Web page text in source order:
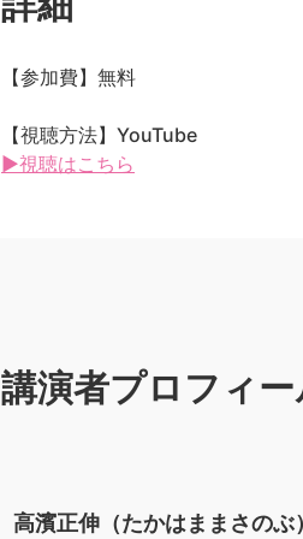
【参加費】無料
【視聴方法】YouTube
▶視聴はこちら
講演者プロフィ
高濱正伸（たかはままさのぶ